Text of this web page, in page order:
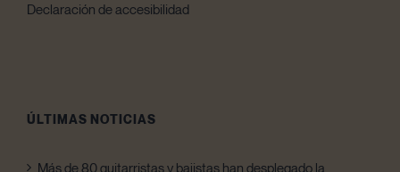
Declaración de accesibilidad
ÚLTIMAS NOTICIAS
Más de 80 guitarristas y bajistas han desplegado la